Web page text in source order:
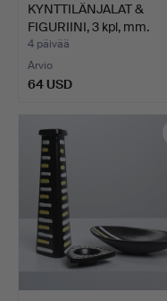
KYNTTILÄNJALAT &
FIGURIINI, 3 kpl, mm.
Lom…
4 päivää
Arvio
64 USD